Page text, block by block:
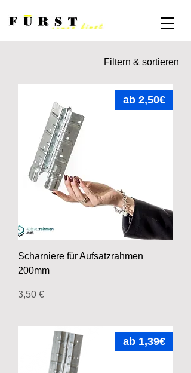
Filtern & sortieren
ab 2,50€
Scharniere für Aufsatzrahmen
200mm
Preis
3,50 €
ab 1,39€